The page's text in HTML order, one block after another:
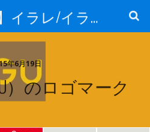
【無料配布】イラレ/イラストレーター/ベクトル パスデータ保管庫【ai・eps 商用可能ベクター素材】
年6月19日
）のロゴマーク